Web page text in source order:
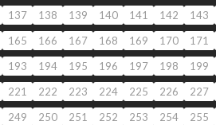
137 138 139 140 141 142 143
165 166 167 168 169 170 171
193 194 195 196 197 198 199
221 222 223 224 225 226 227
249 250 251 252 253 254 255